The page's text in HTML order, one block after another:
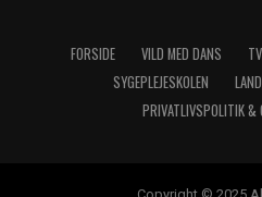
FORSIDE VILD MED DANS
SYGEPLEJESKOLEN
PRIVATLIVSPOLITIK &